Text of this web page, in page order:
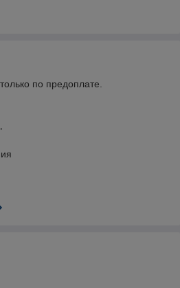
по предоплате.